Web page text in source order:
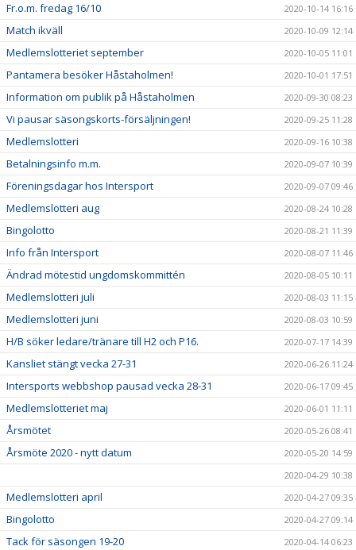
Fr.o.m. fredag 16/10 2020-10-14 16:16
Match ikväll 2020-10-09 12:14
Medlemslotteriet september 2020-10-05 11:01
Pantamera besöker Håstaholmen! 2020-10-01 17:51
Information om publik på Håstaholmen 2020-09-30 08:23
Vi pausar säsongskorts-försäljningen! 2020-09-25 11:28
Medlemslotteri 2020-09-16 10:38
Betalningsinfo m.m. 2020-09-07 10:39
Föreningsdagar hos Intersport 2020-09-07 09:46
Medlemslotteri aug 2020-08-24 10:28
Bingolotto 2020-08-21 11:39
Info från Intersport 2020-08-07 11:46
Ändrad mötestid ungdomskommittén 2020-08-05 10:11
Medlemslotteri juli 2020-08-03 11:15
Medlemslotteri juni 2020-08-03 10:59
H/B söker ledare/tränare till H2 och P16. 2020-07-17 14:39
Kansliet stängt vecka 27-31 2020-06-26 11:24
Intersports webbshop pausad vecka 28-31 2020-06-17 09:45
Medlemslotteriet maj 2020-06-01 11:11
Årsmötet 2020-05-26 08:41
Årsmöte 2020 - nytt datum
2020-05-20 14:59
2020-04-29 10:38
Medlemslotteri april 2020-04-27 09:35
Bingolotto 2020-04-27 09:14
Tack för säsongen 19-20 2020-04-14 06:23